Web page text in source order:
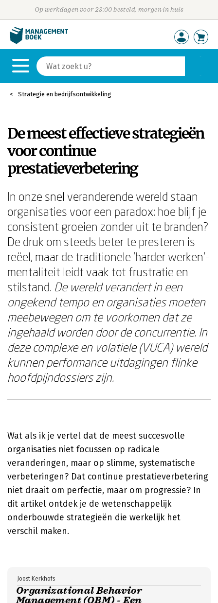
Op werkdagen voor 23:00 besteld, morgen in huis
Strategie en bedrijfsontwikkeling
De meest effectieve strategieën
voor continue
prestatieverbetering
In onze snel veranderende wereld staan
organisaties voor een paradox: hoe blijf je
consistent groeien zonder uit te branden?
De druk om steeds beter te presteren is
reëel, maar de traditionele 'harder werken'-
mentaliteit leidt vaak tot frustratie en
stilstand. De wereld verandert in een
ongekend tempo en organisaties moeten
meebewegen om te voorkomen dat ze
ingehaald worden door de concurrentie. In
deze complexe en volatiele (VUCA) wereld
kunnen performance uitdagingen flinke
hoofdpijndossiers zijn.
Wat als ik je vertel dat de meest succesvolle
organisaties niet focussen op radicale
veranderingen, maar op slimme, systematische
verbeteringen? Dat continue prestatieverbetering
niet draait om perfectie, maar om progressie? In
dit artikel ontdek je de wetenschappelijk
onderbouwde strategieën die werkelijk het
verschil maken.
Organizational Behavior
Management (OBM) - Een
Joost Kerkhofs